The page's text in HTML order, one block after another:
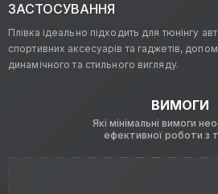
ЗАСТОСУВАННЯ
Плівка ідеально підходить для тюнінгу
спортивних аксесуарів та гаджетів,
динамічного та стильного вигляду.
ВИМОГИ
Які мінімальні вимоги
ефективної роботи з